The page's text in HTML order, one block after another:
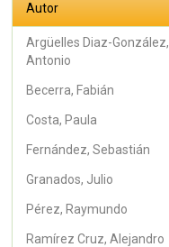
Autor
Argüelles Diaz-González,
Antonio
Becerra, Fabián
Costa, Paula
Fernández, Sebastián
Granados, Julio
Pérez, Raymundo
Ramírez Cruz, Alejandro